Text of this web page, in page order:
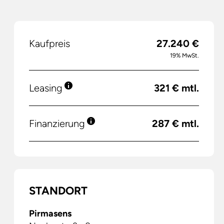
Kaufpreis 27.240 €
19% MwSt.
Leasing 321 € mtl.
Finanzierung 287 € mtl.
STANDORT
Pirmasens